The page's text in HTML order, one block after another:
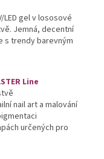
gel v lososové
Jemná, decentní
s trendy barevným
Line
nail art a malování
určených pro